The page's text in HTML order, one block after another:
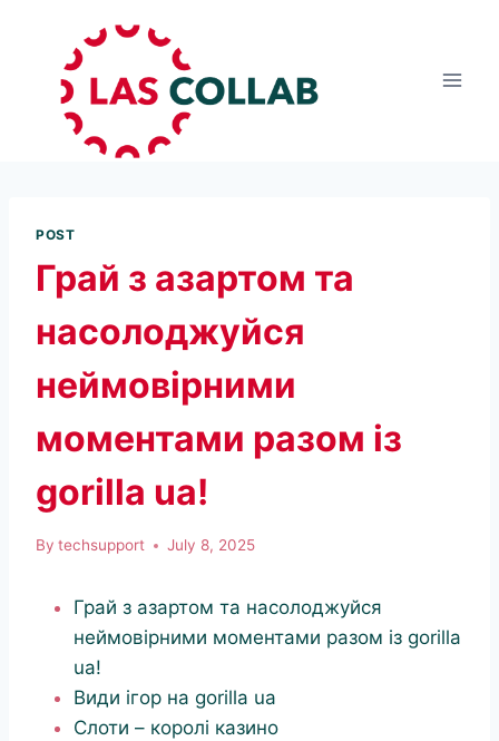
POST
Грай з азартом та
насолоджуйся
неймовірними
моментами разом із
gorilla ua!
By techsupport July 8, 2025
Грай з азартом та насолоджуйся
неймовірними моментами разом із gorilla
ua!
Види ігор на gorilla ua
Слоти – королі казино